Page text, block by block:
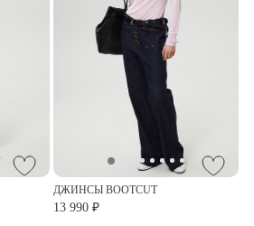
ДЖИНСЫ BOOTCUT
13 990 ₽